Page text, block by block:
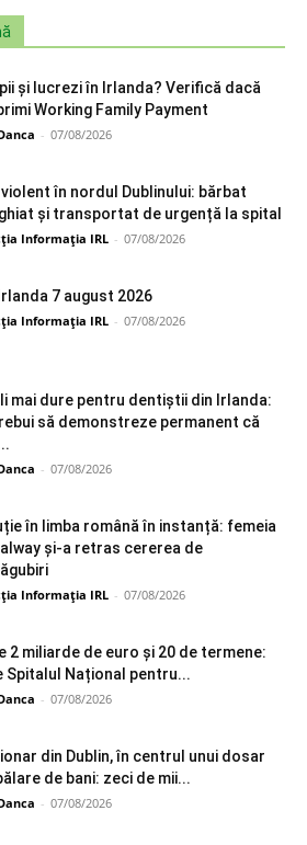
și lucrezi în Irlanda? Verifică dacă
Working Family Payment
- 07/08/2026
în nordul Dublinului: bărbat
și transportat de urgență la spital
Informația IRL - 07/08/2026
7 august 2026
Informația IRL - 07/08/2026
mai dure pentru dentiștii din Irlanda:
să demonstreze permanent că
- 07/08/2026
în limba română în instanță: femeia
și-a retras cererea de
Informația IRL - 07/08/2026
2 miliarde de euro și 20 de termene:
Spitalul Național pentru...
- 07/08/2026
din Dublin, în centrul unui dosar
de bani: zeci de mii...
- 07/08/2026